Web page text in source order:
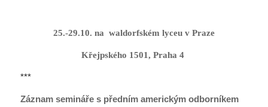
25.-29.10. na waldorfském lyceu v Praze
Křejpského 1501, Praha 4
***
Záznam semináře s předním americkým odborníkem